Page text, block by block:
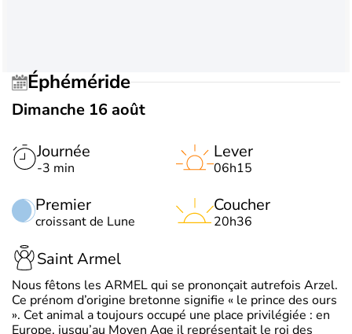
Éphéméride
Dimanche 16 août
Journée
-3 min
Premier
croissant de Lune
Lever
06h15
Coucher
20h36
Saint Armel
Nous fêtons les ARMEL qui se prononçait autrefois Arzel.
Ce prénom d’origine bretonne signifie « le prince des ours
». Cet animal a toujours occupé une place privilégiée : en
Europe, jusqu’au Moyen Age il représentait le roi des